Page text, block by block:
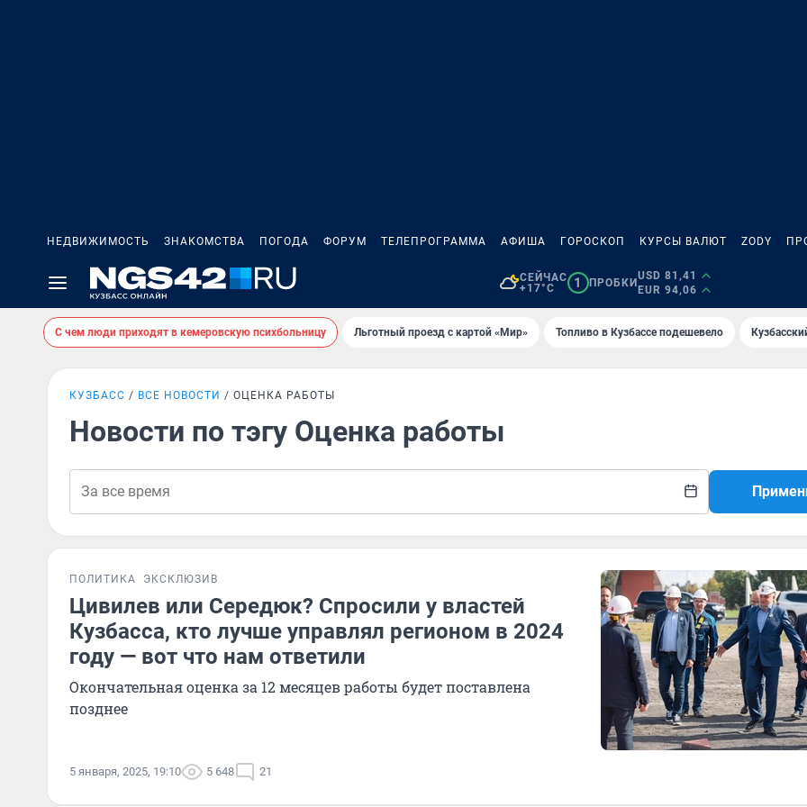
НЕДВИЖИМОСТЬ ЗНАКОМСТВА ПОГОДА ФОРУМ ТЕЛЕПРОГРАММА АФИША ГОРОСКОП КУРСЫ ВАЛЮТ ZODY
СЕЙЧАС
+17°C
1 ПРОБКИ
USD 81,41
EUR 94,06
С чем люди приходят в кемеровскую психбольницу Льготный проезд с картой «Мир» Топливо в Кузбассе подешевело
КУЗБАСС ВСЕ НОВОСТИ ОЦЕНКА РАБОТЫ
Новости по тэгу Оценка работы
ПОЛИТИКА ЭКСКЛЮЗИВ
Цивилев или Середюк? Спросили у властей
Кузбасса, кто лучше управлял регионом в 2024
году — вот что нам ответили
Окончательная оценка за 12 месяцев работы будет поставлена
позднее
5 января, 2025, 19:10 5 648 21